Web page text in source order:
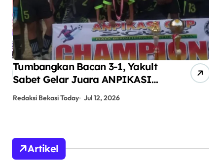
Tumbangkan Bacan 3-1, Yakult
Sabet Gelar Juara ANPIKASI
CUP 2026
Redaksi Bekasi Today Jul 12, 2026
Artikel